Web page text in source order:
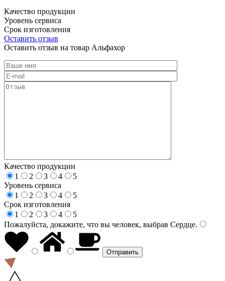
Качество продукции
Уровень сервиса
Срок изготовления
Оставить отзыв
Оставить отзыв на товар Альфахор
Качество продукции
1
2 3 4
5
Уровень сервиса
1
2 3 4
5
Срок изготовления
1
2 3 4
5
Пожалуйста, докажите, что вы человек, выбрав Сердце.